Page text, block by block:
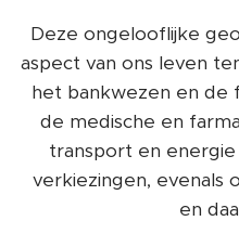
Deze ongelooflijke
aspect van ons leven
het bankwezen en de
de medische en
transport en
verkiezingen, evenals
en